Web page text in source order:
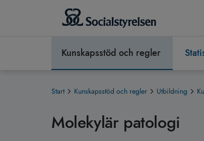
Kunskapsstöd och regler
Start Kunskapsstöd och regler Utbildning
Molekylär patologi